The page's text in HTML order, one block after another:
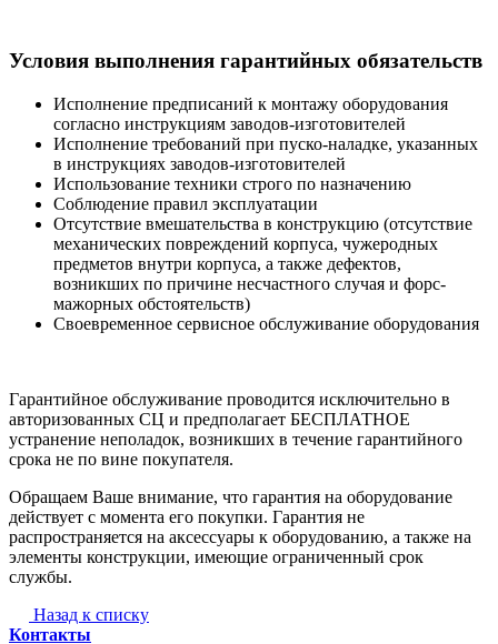
Условия выполнения гарантийных обязательств
Исполнение предписаний к монтажу оборудования
согласно инструкциям заводов-изготовителей
Исполнение требований при пуско-наладке, указанных
в инструкциях заводов-изготовителей
Использование техники строго по назначению
Соблюдение правил эксплуатации
Отсутствие вмешательства в конструкцию (отсутствие
механических повреждений корпуса, чужеродных
предметов внутри корпуса, а также дефектов,
возникших по причине несчастного случая и форс-
мажорных обстоятельств)
Своевременное сервисное обслуживание оборудования
Гарантийное обслуживание проводится исключительно в
авторизованных СЦ и предполагает БЕСПЛАТНОЕ
устранение неполадок, возникших в течение гарантийного
срока не по вине покупателя.
Обращаем Ваше внимание, что гарантия на оборудование
действует с момента его покупки. Гарантия не
распространяется на аксессуары к оборудованию, а также на
элементы конструкции, имеющие ограниченный срок
службы.
Назад к списку
Контакты